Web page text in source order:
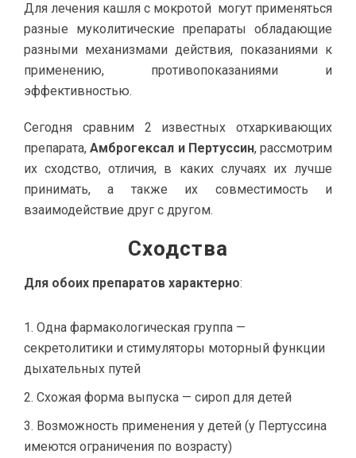
Для лечения кашля с мокротой могут применяться
разные муколитические препараты обладающие
разными механизмами действия, показаниями к
применению, противопоказаниями и
эффективностью.
Сегодня сравним 2 известных отхаркивающих
препарата,Амброгексал и Пертуссин, рассмотрим
их сходство, отличия, в каких случаях их лучше
принимать, а также их совместимость и
взаимодействие друг с другом.
Сходства
Для обоих препаратов характерно:
Одна фармакологическая группа —
секретолитики и стимуляторы моторный функции
дыхательных путей
Схожая форма выпуска — сироп для детей
Возможность применения у детей (у Пертуссина
имеются ограничения по возрасту)